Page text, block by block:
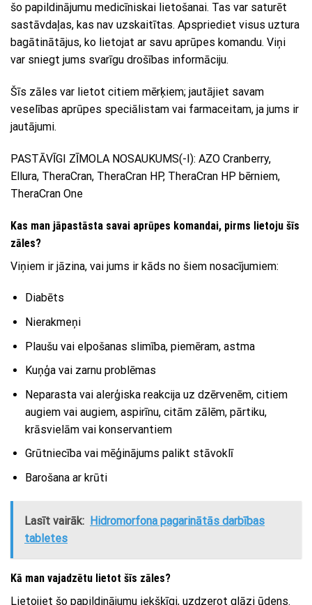
šo papildinājumu medicīniskai lietošanai. Tas var saturēt
sastāvdaļas, kas nav uzskaitītas. Apspriediet visus uztura
bagātinātājus, ko lietojat ar savu aprūpes komandu. Viņi
var sniegt jums svarīgu drošības informāciju.
Šīs zāles var lietot citiem mērķiem; jautājiet savam
veselības aprūpes speciālistam vai farmaceitam, ja jums ir
jautājumi.
PASTĀVĪGI ZĪMOLA NOSAUKUMS(-I): AZO Cranberry,
Ellura, TheraCran, TheraCran HP, TheraCran HP bērniem,
TheraCran One
Kas man jāpastāsta savai aprūpes komandai, pirms lietoju šīs
zāles?
Viņiem ir jāzina, vai jums ir kāds no šiem nosacījumiem:
Diabēts
Nierakmeņi
Plaušu vai elpošanas slimība, piemēram, astma
Kuņģa vai zarnu problēmas
Neparasta vai alerģiska reakcija uz dzērvenēm, citiem
augiem vai augiem, aspirīnu, citām zālēm, pārtiku,
krāsvielām vai konservantiem
Grūtniecība vai mēģinājums palikt stāvoklī
Barošana ar krūti
Lasīt vairāk: Hidromorfona pagarinātās darbības
tabletes
Kā man vajadzētu lietot šīs zāles?
Lietojiet šo papildinājumu iekšķīgi, uzdzerot glāzi ūdens.